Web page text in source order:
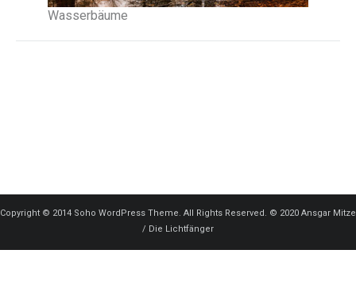
Wasserbäume
Copyright © 2014 Soho WordPress Theme. All Rights Reserved. © 2020 Ansgar Mitze
/ Die Lichtfänger